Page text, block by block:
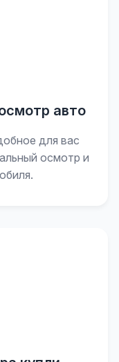
авто
для вас
осмотр и